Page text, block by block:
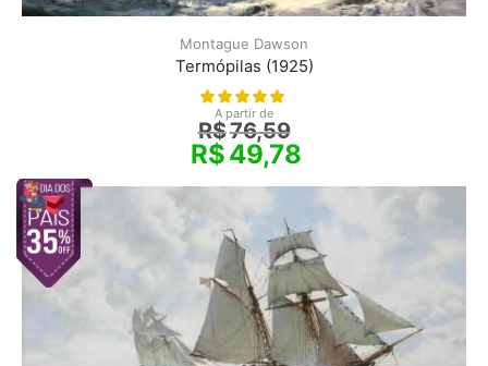
Montague Dawson
Termópilas (1925)
A partir de
R$76,59
R$49,78